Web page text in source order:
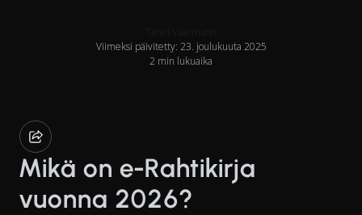
Tanel Vaarmann
Viimeksi päivitetty: 23. joulukuuta 2025
2 min lukuaika
Mikä on e-Rahtikirja
vuonna 2026?